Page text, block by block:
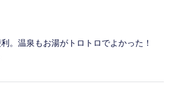
。温泉もお湯がトロトロでよかった！